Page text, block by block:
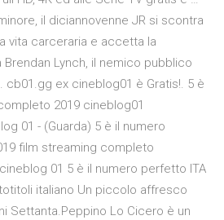
il diciannovenne JR si scontra
vita carceraria e accetta la
Lynch, il nemico pubblico
cb01.gg ex cineblog01 è Gratis!. 5 è
2019 cineblog01
01 - (Guarda) 5 è il numero
film streaming completo
01 5 è il numero perfetto ITA
italiano Un piccolo affresco
Settanta.Peppino Lo Cicero è un